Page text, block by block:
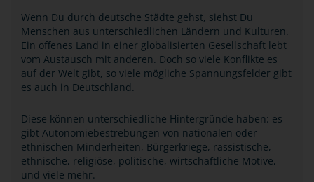
Wenn Du durch deutsche Städte gehst, siehst Du
Menschen aus unterschiedlichen Ländern und Kulturen.
Ein offenes Land in einer globalisierten Gesellschaft lebt
vom Austausch mit anderen. Doch so viele Konflikte es
auf der Welt gibt, so viele mögliche Spannungsfelder gibt
es auch in Deutschland.
Diese können unterschiedliche Hintergründe haben: es
gibt Autonomiebestrebungen von nationalen oder
ethnischen Minderheiten, Bürgerkriege, rassistische,
ethnische, religiöse, politische, wirtschaftliche Motive,
und viele mehr.